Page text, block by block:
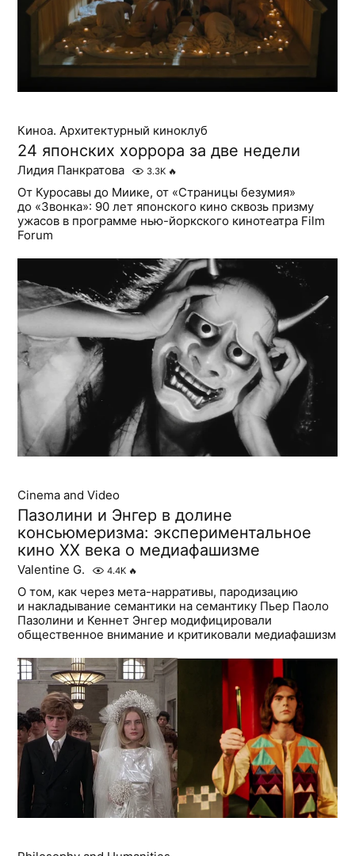
Киноа. Архитектурный киноклуб
24 японских хоррора за две недели
Лидия Панкратова 3.3K 🔥
От Куросавы до Миике, от «Страницы безумия»
до «Звонка»: 90 лет японского кино сквозь призму
ужасов в программе нью-йоркского кинотеатра Film
Forum
Cinema and Video
Пазолини и Энгер в долине
консьюмеризма: экспериментальное
кино XX века о медиафашизме
Valentine G. 4.4K 🔥
О том, как через мета-нарративы, пародизацию
и накладывание семантики на семантику Пьер Паоло
Пазолини и Кеннет Энгер модифицировали
общественное внимание и критиковали медиафашизм